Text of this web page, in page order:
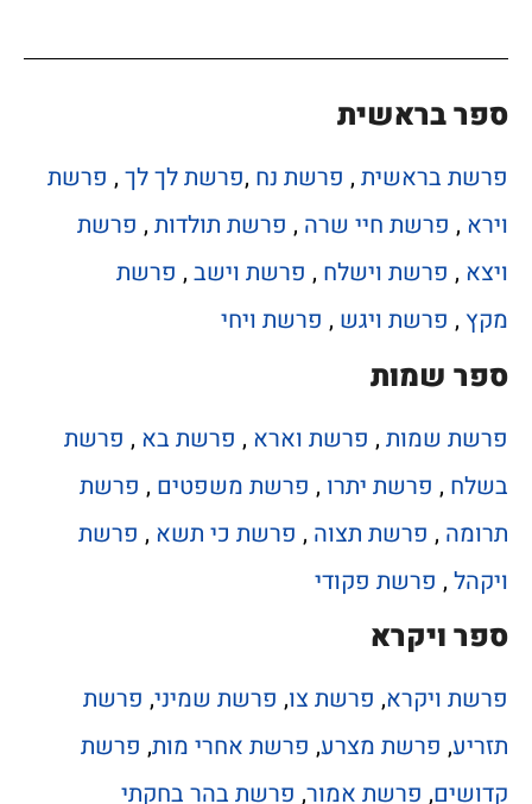
ספר בראשית
פרשת בראשית , פרשת נח ,פרשת לך לך , פרשת
וירא , פרשת חיי שרה , פרשת תולדות , פרשת
ויצא , פרשת וישלח , פרשת וישב , פרשת
מקץ , פרשת ויגש , פרשת ויחי
ספר שמות
פרשת שמות , פרשת וארא , פרשת בא , פרשת
בשלח , פרשת יתרו , פרשת משפטים , פרשת
תרומה , פרשת תצוה , פרשת כי תשא , פרשת
ויקהל , פרשת פקודי
ספר ויקרא
פרשת ויקרא, פרשת צו, פרשת שמיני, פרשת
תזריע, פרשת מצרע, פרשת אחרי מות, פרשת
קדושים, פרשת אמור, פרשת בהר בחקתי